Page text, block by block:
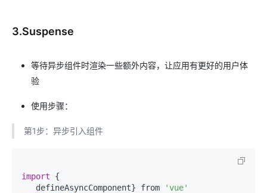
3.Suspense
等待异步组件时渲染一些额外内容，让应用有更好的用户体
验
使用步骤：
第1步：异步引入组件
import {
   defineAsyncComponent} from
'vue'